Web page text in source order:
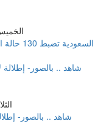
الخميس 06 أغسطس 2026
الثلاثاء 09
شاهد .. بالصور-